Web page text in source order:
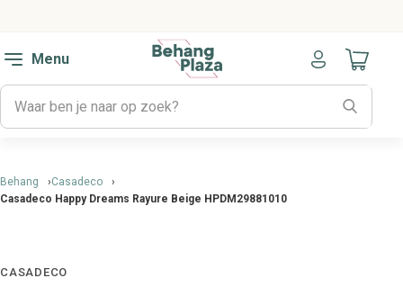
Menu
Naar
Behang
Casadeco
Casadeco Happy Dreams Rayure Beige HPDM29881010
CASADECO